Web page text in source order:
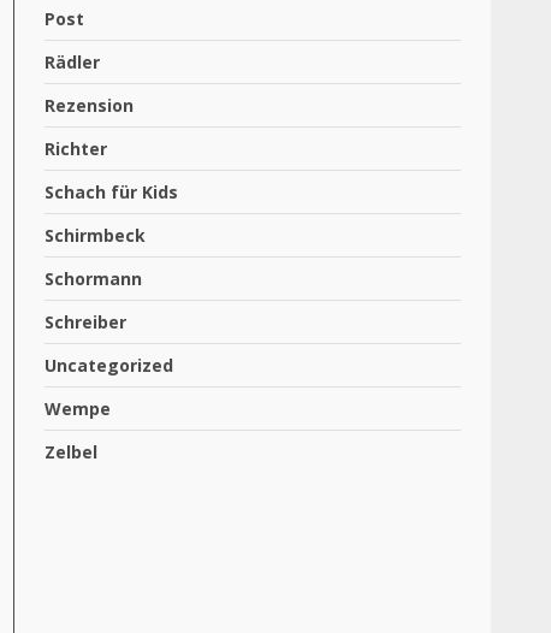
Post
Rädler
Rezension
Richter
Schach für Kids
Schirmbeck
Schormann
Schreiber
Uncategorized
Wempe
Zelbel